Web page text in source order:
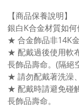
【商品保養說明】
銀白K合金材質如
★ 合金飾品非14K
★ 配戴過後使用軟
長飾品壽命。(隔絕
★ 請勿配戴著洗澡
★ 配戴時請避免碰
長飾品壽命。